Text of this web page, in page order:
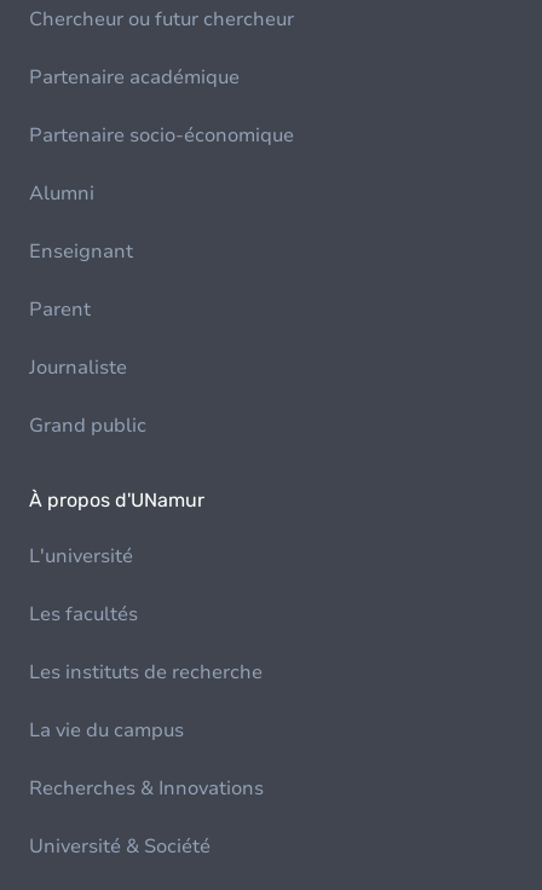
Chercheur ou futur chercheur
Partenaire académique
Partenaire socio-économique
Alumni
Enseignant
Parent
Journaliste
Grand public
À propos d'UNamur
L'université
Les facultés
Les instituts de recherche
La vie du campus
Recherches & Innovations
Université & Société